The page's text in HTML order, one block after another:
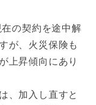
の契約を途中解
が、火災保険も
上昇傾向にあり
、加入し直すと